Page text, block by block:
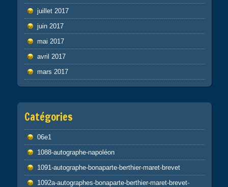
juillet 2017
juin 2017
mai 2017
avril 2017
mars 2017
Catégories
06e1
1088-autographe-napoléon
1091-autographe-bonaparte-berthier-maret-brevet
1092a-autographes-bonaparte-berthier-maret-brevet-